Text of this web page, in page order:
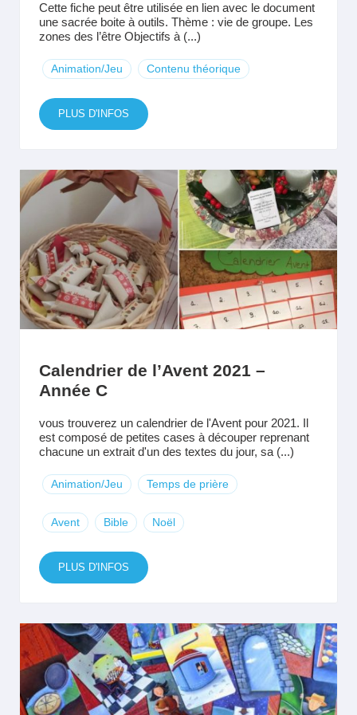
Cette fiche peut être utilisée en lien avec le document
une sacrée boite à outils. Thème : vie de groupe. Les
zones des l’être Objectifs à (...)
Animation/Jeu Contenu théorique
PLUS D'INFOS
Calendrier de l’Avent 2021 –
Année C
vous trouverez un calendrier de l'Avent pour 2021. Il
est composé de petites cases à découper reprenant
chacune un extrait d'un des textes du jour, sa (...)
Animation/Jeu Temps de prière
Avent Bible Noël
PLUS D'INFOS